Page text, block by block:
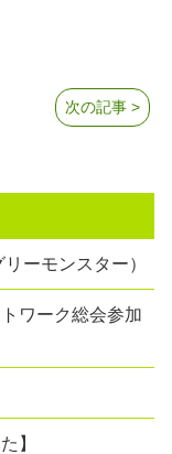
次の記事 >
ーモンスター）
ワーク総会参加
】